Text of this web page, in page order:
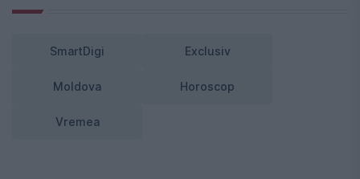
SmartDigi Exclusiv
Moldova Horoscop
Vremea